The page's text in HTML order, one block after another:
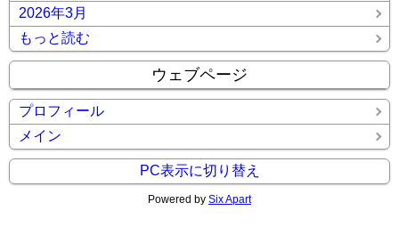
2026年3月
もっと読む
ウェブページ
プロフィール
メイン
PC表示に切り替え
Powered by Six Apart